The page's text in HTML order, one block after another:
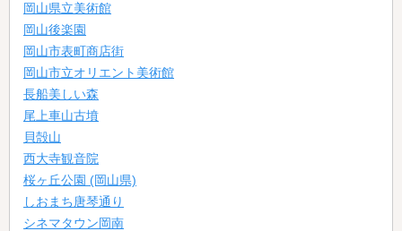
岡山県立美術館
岡山後楽園
岡山市表町商店街
岡山市立オリエント美術館
長船美しい森
尾上車山古墳
貝殻山
西大寺観音院
桜ヶ丘公園 (岡山県)
しおまち唐琴通り
シネマタウン岡南